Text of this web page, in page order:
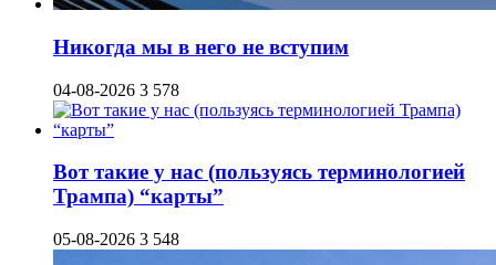
Никогда мы в него не вступим
04-08-2026 3 578
Вот такие у нас (пользуясь терминологией
Трампа) “карты”
05-08-2026 3 548